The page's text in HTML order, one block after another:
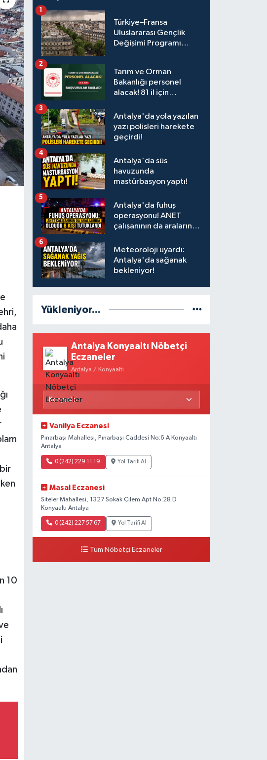
10
Türkiye–Fransa
Uluslararası Gençlik
Değişimi Programı
1
Tarım ve Orman
Bakanlığı personel
alacak! 81 il için
2
Antalya'da yola yazılan
yazı polisleri harekete
geçirdi!
3
Antalya'da süs
havuzunda
mastürbasyon yaptı!
4
Antalya'da fuhuş
operasyonu! ANET
çalışanının da aralarında
5
Meteoroloji uyardı:
Antalya'da sağanak
bekleniyor!
6
Yükleniyor...
Antalya Konyaaltı Nöbetçi
Eczaneler
Antalya / Konyaaltı
Vanilya Eczanesi
Pınarbaşı Mahallesi, Pınarbaşı Caddesi No:6 A Konyaaltı
Antalya
0 (242) 229 11 19 Yol Tarifi Al
Masal Eczanesi
Siteler Mahallesi, 1327 Sokak Çilem Apt No:28 D
Konyaaltı Antalya
0 (242) 227 57 67 Yol Tarifi Al
Tüm Nöbetçi Eczaneler